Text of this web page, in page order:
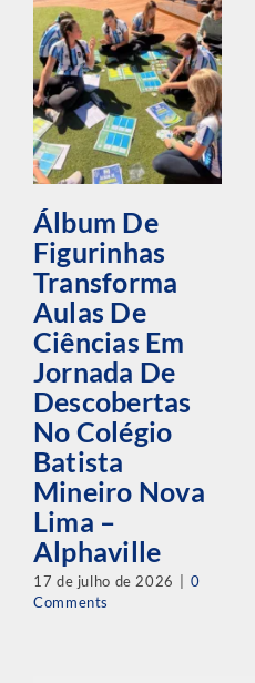
Álbum De
Figurinhas
Transforma
Aulas De
Ciências Em
Jornada De
Descobertas
No Colégio
Batista
Mineiro Nova
Lima –
Alphaville
17 de julho de 2026 | 0
Comments